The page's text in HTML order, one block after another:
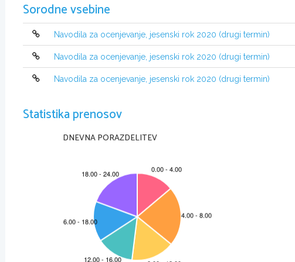
Sorodne vsebine
Navodila za ocenjevanje, jesenski rok 2020 (drugi termin)
Navodila za ocenjevanje, jesenski rok 2020 (drugi termin)
Navodila za ocenjevanje, jesenski rok 2020 (drugi termin)
Statistika prenosov
DNEVNA PORAZDELITEV